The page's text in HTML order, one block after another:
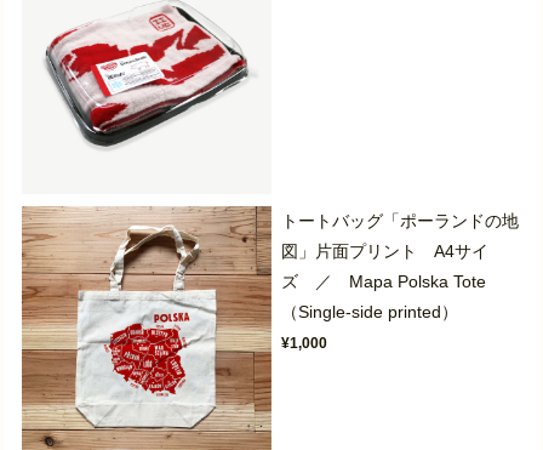
トートバッグ「ポーランドの地
図」片面プリント A4サイ
ズ ／ Mapa Polska Tote
（Single-side printed）
¥1,000